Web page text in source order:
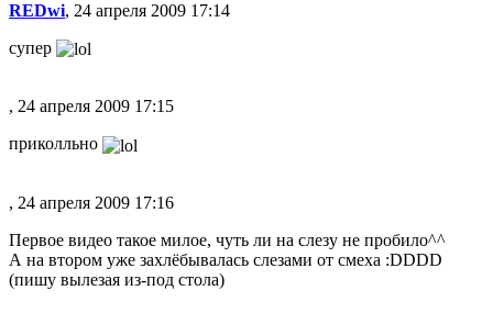
REDwi, 24 апреля 2009 17:14
супер
, 24 апреля 2009 17:15
приколльно
, 24 апреля 2009 17:16
Первое видео такое милое, чуть ли на слезу не пробило^^
А на втором уже захлёбывалась слезами от смеха :DDDD
(пишу вылезая из-под стола)